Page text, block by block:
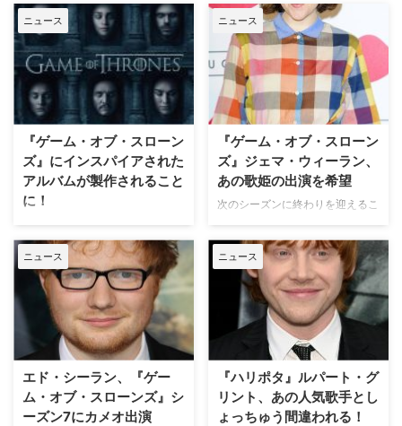
そのドラマスターの前で披露し
た。米Entertainment Weeklyが
伝えている。 縁結びのエドが“モ
ニカ”の家にお邪魔 エドは今月29
日に新しいアルバム「Autumn
Variations」をリリースするのだ
が、その中に収録されている曲
「American Town」のインスピ
レーションの源を自ら説明した。
エドは先日Instagramに投稿した
動画の中でこの曲を披露したのだ
ニカ役で知 …
ニュース
『ゲーム・オブ・スローン
ズ』にインスパイアされた
アルバムが製作されること
に！
来年、ついにシリーズ最終章が放
送される大ヒットファンタジー大
河『ゲーム・オブ・スローンズ』
（以下『GOT』）。放送局の米
HBOはコロムビア・レコードと
タッグを組み、本作の公式アルバ
ム「Music Inspired by Game of
Thrones（原題）」をリリースす
伝えてい…
ニュース
『ゲーム・オブ・スローン
ズ』ジェマ・ウィーラン、
あの歌姫の出演を希望
次のシーズンに終わりを迎えるこ
河ファンタジー『ゲーム・オブ・
スローンズ』（以下『GOT』）
でヤーラ・グレイジョイを演じる
ジェマ・ウィーランが、ある歌姫
のカメオ出演を望んでいることが
分かった。英Digital Spyが伝えて
いる。 【関連記事】セレブもこ
んなに夢中！『ゲーム・オブ・ス
ローンズ…
ニュース
エド・シーラン、『ゲー
ム・オブ・スローンズ』シ
ーズン7にカメオ出演
ニュース
『ハリポタ』ルパート・グ
リント、あの人気歌手とし
ょっちゅう間違われる！